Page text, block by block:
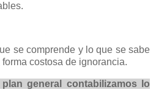
se comprende y lo que se sabe
costosa de ignorancia.
general contabilizamos lo